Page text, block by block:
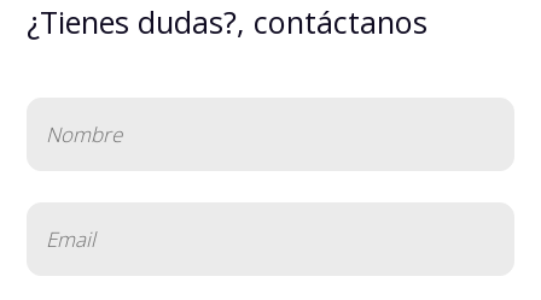
¿Tienes dudas?, contáctanos
(Obligatorio)
(Obligatorio)